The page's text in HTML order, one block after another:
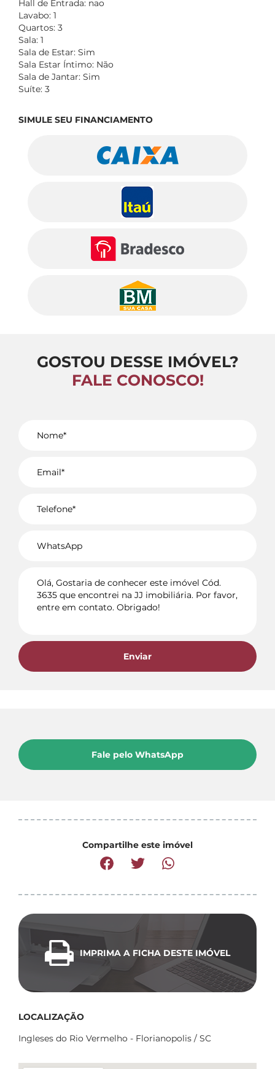
Hall de Entrada: nao
Lavabo: 1
Quartos: 3
Sala: 1
Sala de Estar: Sim
Sala Estar Íntimo: Não
Sala de Jantar: Sim
Suíte: 3
SIMULE SEU FINANCIAMENTO
GOSTOU DESSE IMÓVEL?
FALE CONOSCO!
Enviar
Fale pelo WhatsApp
Compartilhe este imóvel
IMPRIMA A FICHA DESTE IMÓVEL
LOCALIZAÇÃO
Ingleses do Rio Vermelho - Florianopolis / SC